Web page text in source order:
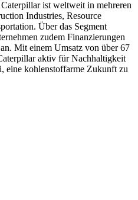
ist weltweit in mehreren
Industries, Resource
Über das Segment
zudem Finanzierungen
Mit einem Umsatz von über 67
aktiv für Nachhaltigkeit
eine kohlenstoffarme Zukunft zu